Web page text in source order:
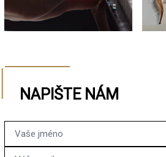
NAPIŠTE NÁM